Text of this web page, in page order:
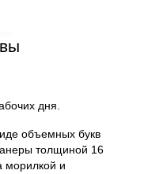
объемных букв
толщиной 16
морилкой и
дня.